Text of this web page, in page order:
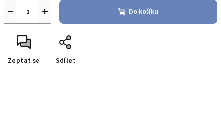
+
− Do košíku
Zeptat se Sdílet